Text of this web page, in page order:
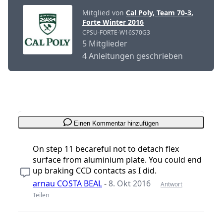
Mitglied von Cal Poly, Team 70-3,
Forte Winter 2016
CPSU-FORTE-W16S70G3
5 Mitglieder
4 Anleitungen geschrieben
Einen Kommentar hinzufügen
On step 11 becareful not to detach flex
surface from aluminium plate. You could end
up braking CCD contacts as I did.
arnau COSTA BEAL-8. Okt 2016
Antwort
Teilen